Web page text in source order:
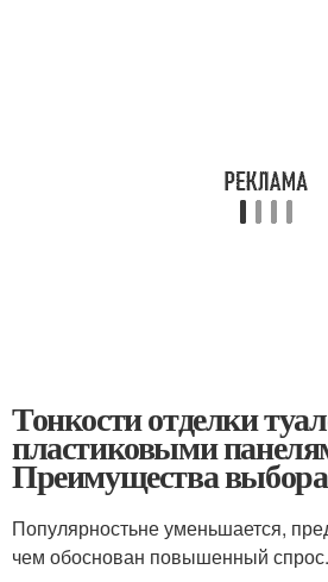
Тонкости отделки
пластиковыми
Преимущества
Популярностьне уменьшается,
чем обоснован повышенный спрос.